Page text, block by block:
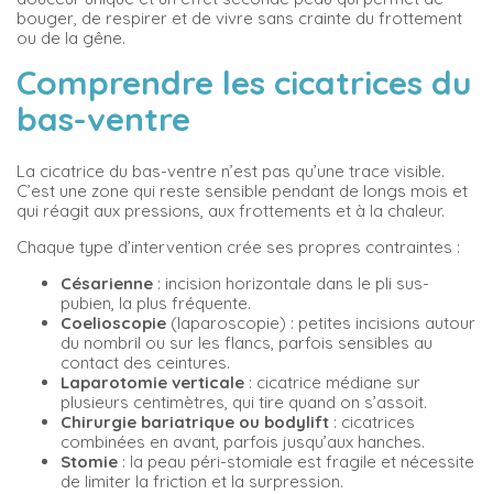
bouger, de respirer et de vivre sans crainte du frottement
ou de la gêne.
Comprendre les cicatrices du
bas-ventre
La cicatrice du bas-ventre n’est pas qu’une trace visible.
C’est une zone qui reste sensible pendant de longs mois et
qui réagit aux pressions, aux frottements et à la chaleur.
Chaque type d’intervention crée ses propres contraintes :
Césarienne : incision horizontale dans le pli sus-
pubien, la plus fréquente.
Coelioscopie (laparoscopie) : petites incisions autour
du nombril ou sur les flancs, parfois sensibles au
contact des ceintures.
Laparotomie verticale : cicatrice médiane sur
plusieurs centimètres, qui tire quand on s’assoit.
Chirurgie bariatrique ou bodylift : cicatrices
combinées en avant, parfois jusqu’aux hanches.
Stomie : la peau péri-stomiale est fragile et nécessite
de limiter la friction et la surpression.